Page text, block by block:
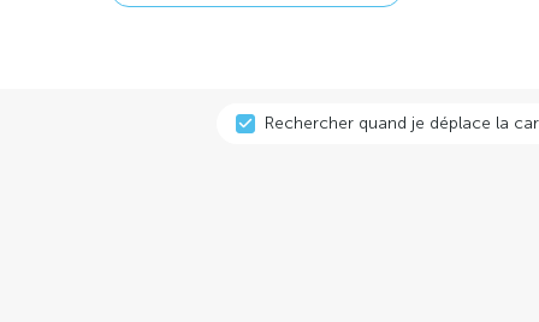
Rechercher quand je déplace la